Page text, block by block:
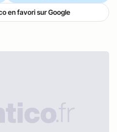
en favori sur Google